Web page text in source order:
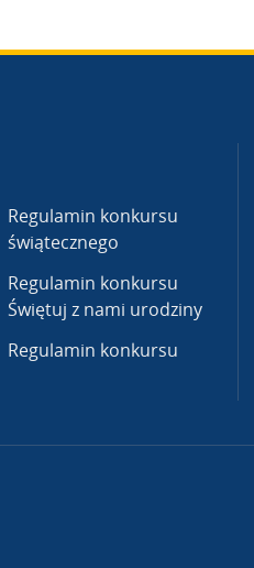
Regulamin konkursu
świątecznego
Regulamin konkursu
Świętuj z nami urodziny
Regulamin konkursu